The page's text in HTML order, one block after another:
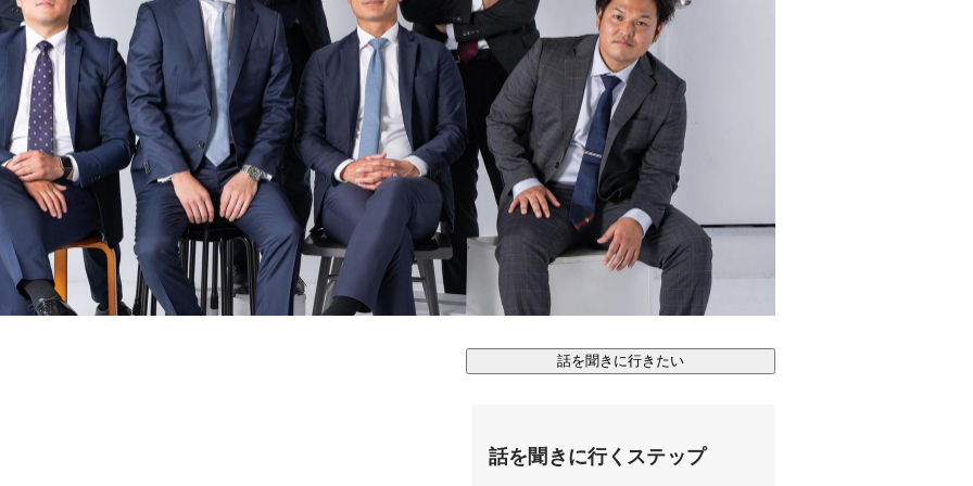
話を聞きに行きたい
話を聞きに行くステップ